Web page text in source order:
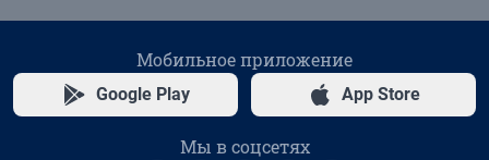
Мобильное приложение
Google Play App Store
Мы в соцсетях